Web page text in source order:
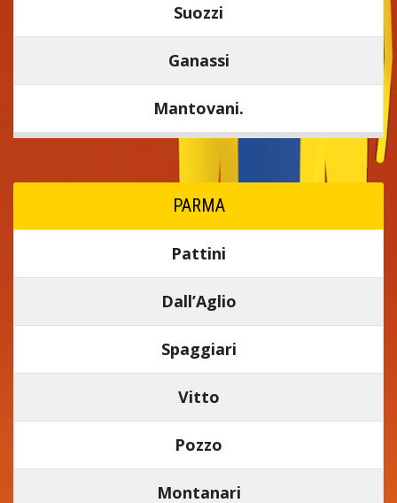
Suozzi
Ganassi
Mantovani.
PARMA
Pattini
Dall’Aglio
Spaggiari
Vitto
Pozzo
Montanari